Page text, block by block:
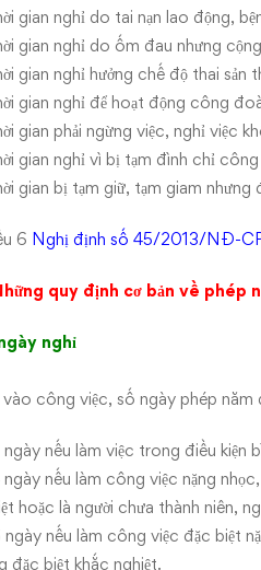
gian nghỉ do tai nạn lao động,
gian nghỉ do ốm đau nhưng
gian nghỉ hưởng chế độ thai sản
gian nghỉ để hoạt động công
gian phải ngừng việc, nghỉ việc
gian nghỉ vì bị tạm đình chỉ công
gian bị tạm giữ, tạm giam
6 Nghị định số 45/2013/NĐ-
quy định cơ bản về phép
nghỉ
vào công việc, số ngày phép
ngày nếu làm việc trong điều kiện
ngày nếu làm công việc nặng
hoặc là người chưa thành niên,
ngày nếu làm công việc đặc biệt
đặc biệt khắc nghiệt.